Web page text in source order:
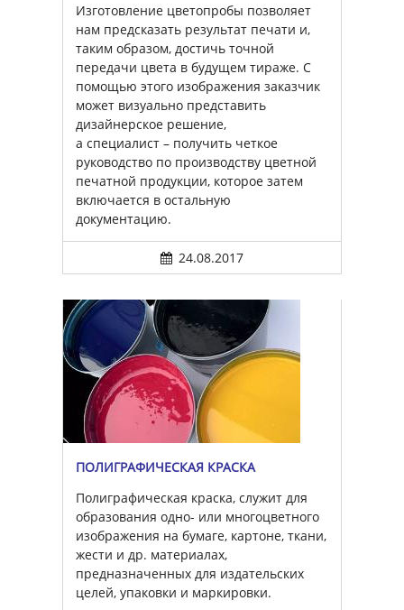
Изготовление цветопробы позволяет
нам предсказать результат печати и,
таким образом, достичь точной
передачи цвета в будущем тираже. С
помощью этого изображения заказчик
может визуально представить
дизайнерское решение,
а специалист – получить четкое
руководство по производству цветной
печатной продукции, которое затем
включается в остальную
документацию.
24.08.2017
ПОЛИГРАФИЧЕСКАЯ КРАСКА
Полиграфическая краска, служит для
образования одно- или многоцветного
изображения на бумаге, картоне, ткани,
жести и др. материалах,
предназначенных для издательских
целей, упаковки и маркировки.